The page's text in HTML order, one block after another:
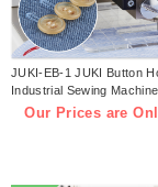
JUKI-EB-1 JUKI Button
Industrial Sewing
Our Prices are